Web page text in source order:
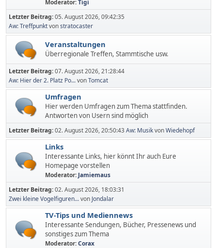
Moderator:Tigi
Letzter Beitrag:05. August 2026, 09:42:35
Aw: Treffpunktvonstratocaster
Veranstaltungen
Überregionale Treffen, Stammtische usw.
Letzter Beitrag:07. August 2026, 21:28:44
Aw: Hier der 2. Platz Po...vonTomcat
Umfragen
Hier werden Umfragen zum Thema stattfinden.
Antworten von Usern sind möglich
Letzter Beitrag:02. August 2026, 20:50:43Aw: MusikvonWiedehopf
Links
Interessante Links, hier könnt Ihr auch Eure
Homepage vorstellen
Moderator: Jamiemaus
Letzter Beitrag:02. August 2026, 18:03:31
Zwei kleine Vogelfiguren...von Jondalar
TV-Tips und Mediennews
Interessante Sendungen, Bücher, Pressenews und
sonstiges zum Thema
Moderator:Corax